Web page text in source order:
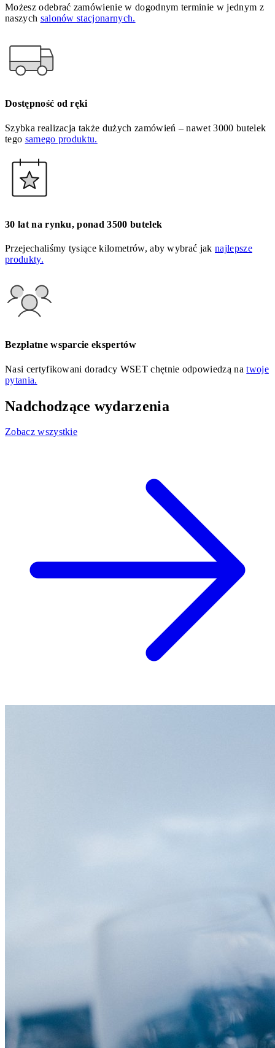
Możesz odebrać zamówienie w dogodnym terminie w jednym z
naszych salonów stacjonarnych.
Dostępność od ręki
Szybka realizacja także dużych zamówień – nawet 3000 butelek
tego samego produktu.
30 lat na rynku, ponad 3500 butelek
Przejechaliśmy tysiące kilometrów, aby wybrać jaknajlepsze
produkty.
Bezpłatne wsparcie ekspertów
Nasi certyfikowani doradcy WSET chętnie odpowiedzą natwoje
pytania.
Nadchodzące wydarzenia
Zobacz wszystkie